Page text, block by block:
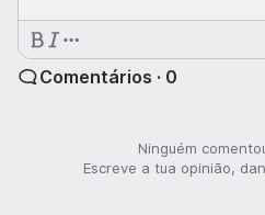
Comentários · 0
Ninguém
Escreve a tua opinião,